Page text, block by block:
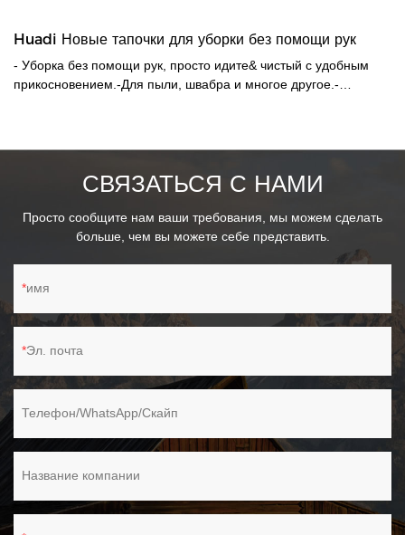
Huadi Новые тапочки для уборки без помощи рук
- Уборка без помощи рук, просто идите& чистый с удобным
прикосновением.-Для пыли, швабра и многое другое.-
СВЯЗАТЬСЯ С НАМИ
Просто сообщите нам ваши требования, мы можем сделать
больше, чем вы можете себе представить.
имя
Эл. почта
Телефон/WhatsApp/Скайп
Название компании